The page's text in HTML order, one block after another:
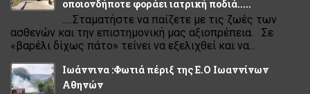
οποιονδήποτε φοράει ιατρική ποδιά.....
.....Σταματήστε να παίζετε με τις ζωές των
ασθενών και την επιστημονική μας αξιοπρέπεια. Σε
«βαρέλι δίχως πάτο» τείνει να εξελιχθεί και να...
Ιωάννινα :Φωτιά πέριξ της Ε.Ο Ιωαννίνων
Αθηνών